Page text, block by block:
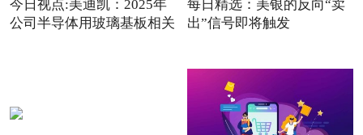
今日视点:美迪凯：2025年
公司半导体用玻璃基板相关
每日精选：美银的反向“卖
出”信号即将触发